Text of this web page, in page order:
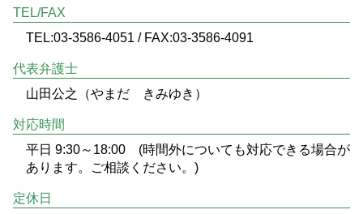
TEL/FAX
TEL:03-3586-4051 / FAX:03-3586-4091
代表弁護士
山田公之（やまだ きみゆき）
対応時間
平日 9:30～18:00 (時間外についても対応できる場合が
あります。ご相談ください。)
定休日